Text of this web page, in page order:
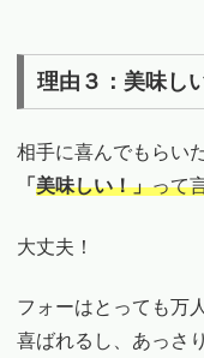
理由３：美味し
相手に喜んでもらい
「 美味しい！」って
大丈夫！
フォーはとっても万
喜ばれるし、あっさ